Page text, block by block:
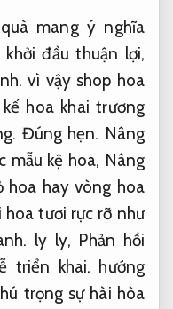
mang ý nghĩa
khởi đầu thuận lợi,
vì vậy shop hoa
hoa khai trương
Đúng hẹn. Nâng
mẫu kệ hoa, Nâng
hoa hay vòng hoa
hoa tươi rực rỡ như
ly ly, Phản hồi
triển khai. hướng
trọng sự hài hòa